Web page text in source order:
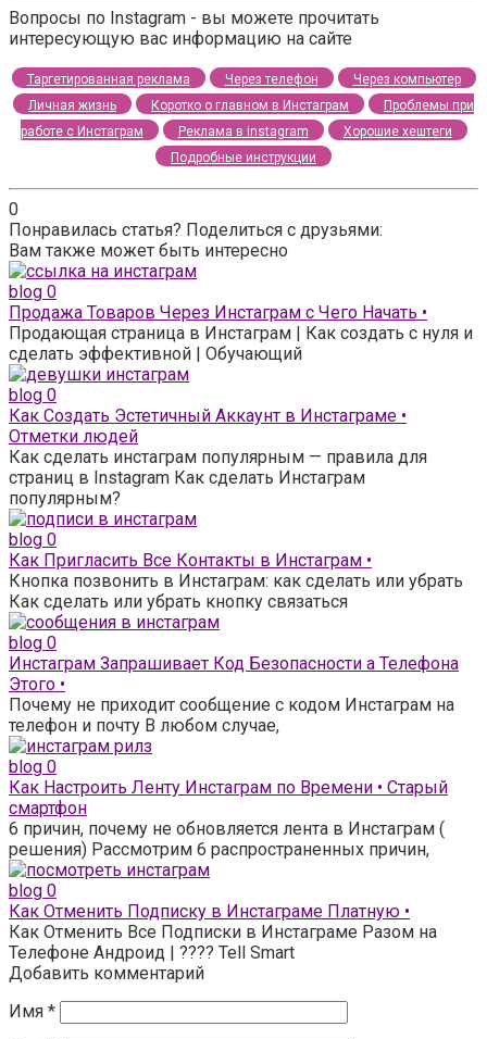
Вопросы по Instagram - вы можете прочитать
интересующую вас информацию на сайте
Таргетированная реклама Через телефон
Через компьютер
Личная жизнь
Коротко о главном в Инстаграм
Проблемы при
работе с Инстаграм
Реклама в instagram
Хорошие хештеги
Подробные инструкции
0
Понравилась статья? Поделиться с друзьями:
Вам также может быть интересно
blog 0
Продажа Товаров Через Инстаграм с Чего Начать •
Продающая страница в Инстаграм | Как создать с нуля и
сделать эффективной | Обучающий
blog 0
Как Создать Эстетичный Аккаунт в Инстаграме •
Отметки людей
Как сделать инстаграм популярным — правила для
страниц в Instagram Как сделать Инстаграм
популярным?
blog 0
Как Пригласить Все Контакты в Инстаграм •
Кнопка позвонить в Инстаграм: как сделать или убрать
Как сделать или убрать кнопку связаться
blog 0
Инстаграм Запрашивает Код Безопасности а Телефона
Этого •
Почему не приходит сообщение с кодом Инстаграм на
телефон и почту В любом случае,
blog 0
Как Настроить Ленту Инстаграм по Времени • Старый
смартфон
6 причин, почему не обновляется лента в Инстаграм (
решения) Рассмотрим 6 распространенных причин,
blog 0
Как Отменить Подписку в Инстаграме Платную •
Как Отменить Все Подписки в Инстаграме Разом на
Телефоне Андроид | ???? Tell Smart
Добавить комментарий
Имя *